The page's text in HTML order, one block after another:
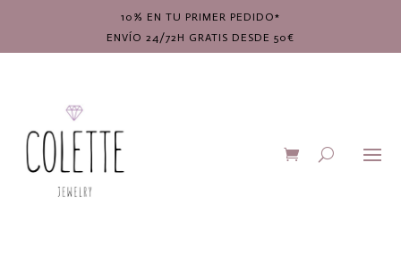
10% EN TU PRIMER PEDIDO*
ENVÍO 24/72H GRATIS DESDE 50€